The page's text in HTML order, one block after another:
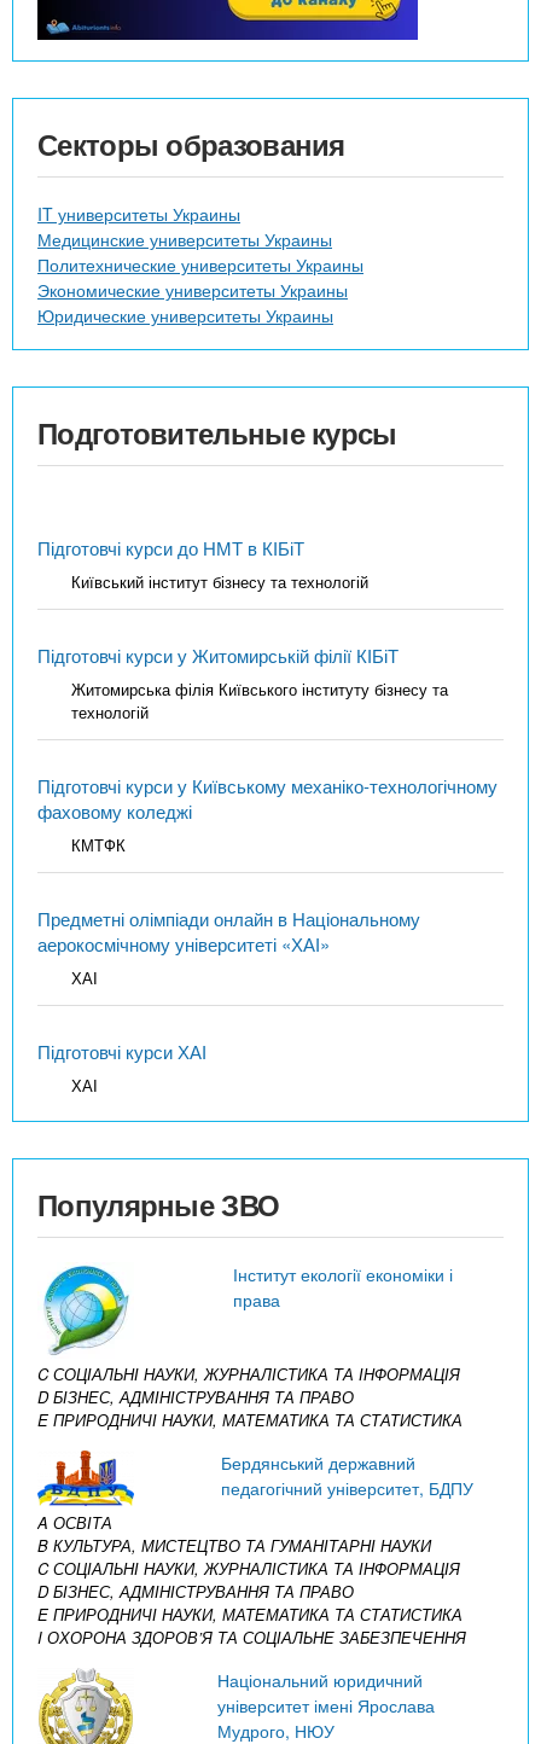
Секторы образования
IT университеты Украины
Медицинские университеты Украины
Политехнические университеты Украины
Экономические университеты Украины
Юридические университеты Украины
Подготовительные курсы
Підготовчі курси до НМТ в КІБіТ
Київський інститут бізнесу та технологій
Підготовчі курси у Житомирській філії КІБіТ
Житомирська філія Київського інституту бізнесу та
технологій
Підготовчі курси у Київському механіко-технологічному
фаховому коледжі
КМТФК
Предметні олімпіади онлайн в Національному
аерокосмічному університеті «ХАІ»
ХАІ
Підготовчі курси ХАІ
ХАІ
Популярные ЗВО
Інститут екології економіки і
права
C СОЦІАЛЬНІ НАУКИ, ЖУРНАЛІСТИКА ТА ІНФОРМАЦІЯ
D БІЗНЕС, АДМІНІСТРУВАННЯ ТА ПРАВО
E ПРИРОДНИЧІ НАУКИ, МАТЕМАТИКА ТА СТАТИСТИКА
Бердянський державний
педагогічний університет, БДПУ
A ОСВІТА
B КУЛЬТУРА, МИСТЕЦТВО ТА ГУМАНІТАРНІ НАУКИ
C СОЦІАЛЬНІ НАУКИ, ЖУРНАЛІСТИКА ТА ІНФОРМАЦІЯ
D БІЗНЕС, АДМІНІСТРУВАННЯ ТА ПРАВО
E ПРИРОДНИЧІ НАУКИ, МАТЕМАТИКА ТА СТАТИСТИКА
I ОХОРОНА ЗДОРОВ’Я ТА СОЦІАЛЬНЕ ЗАБЕЗПЕЧЕННЯ
Національний юридичний
університет імені Ярослава
Мудрого, НЮУ